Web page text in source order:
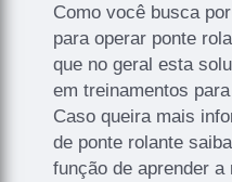
Como você busca
para operar ponte
que no geral esta
em treinamentos
Caso queira mais
de ponte rolante
função de aprender